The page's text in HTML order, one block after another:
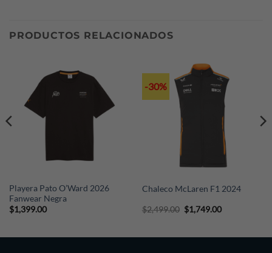
nuestro Whatsapp (+52 221 374 9076) indicándonos tu
PRODUCTOS RELACIONADOS
Playera Pato O’Ward 2026
Fanwear Negra
$1,399.00
-30%
Chaleco McLaren F1 2024
$2,499.00 Original
price
$1,749.00Current